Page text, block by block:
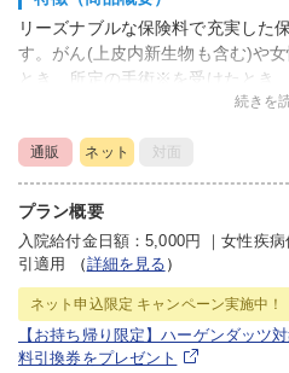
リーズナブルな保険料で充実した
す。がん(上皮内新生物も含む)や
とき、所定の手術※を受けたとき
手術や、乳房再建手術
・必要な特約を組み合わせて、お
にカスタマイズすることができます
・健康状態に応じた保険料をご負
や「高血圧」などの既往症によっ
・お客さまの喫煙状況・体格等が
場合、優良体料率が適用され、基
べて保険料がお安くなります。
続きを
通販 ネット 対面
プラン概要
入院給付金日額：5,000円 ｜女性疾病
引適用
（詳細を見る ）
ネット申込限定 キャンペーン実施中！
【お持ち帰り限定】ハーゲンダッツ
料引換券をプレゼント